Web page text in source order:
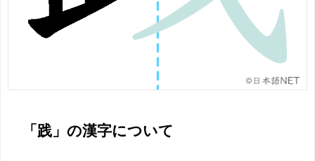
「践」の漢字について